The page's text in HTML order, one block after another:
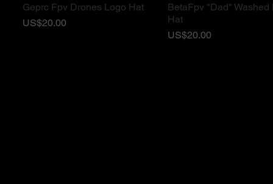
ดูข้อมูลด่วน
Geprc Fpv Drones Logo Hat
ราคา
US$20.00
ดูข้อมูลด่วน
BetaFpv "Dad" Washed
Hat
ราคา
US$20.00